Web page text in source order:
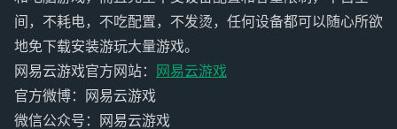
间，不耗电，不吃配置，不发烫，任何设备都可以随心所欲
地免下载安装游玩大量游戏。
网易云游戏官方网站：
网易云游戏
官方微博：网易云游戏
微信公众号：网易云游戏